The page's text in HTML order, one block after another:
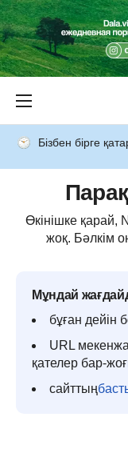
Бізбен бірге
Өкінішке қарай,
жоқ. Бәлкім
Мұндай
бұған дейін
URL
қателер бар-
сайттың